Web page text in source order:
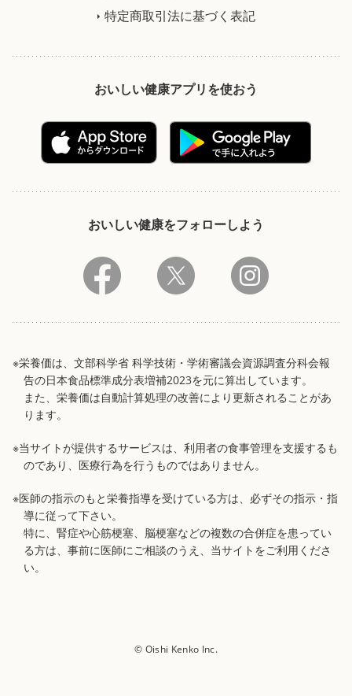
特定商取引法に基づく表記
おいしい健康アプリを使おう
おいしい健康をフォローしよう
※栄養価は、文部科学省 科学技術・学術審議会資源調査分科会報
告の日本食品標準成分表増補2023を元に算出しています。
また、栄養価は自動計算処理の改善により更新されることがあ
ります。
※当サイトが提供するサービスは、利用者の食事管理を支援するも
のであり、医療行為を行うものではありません。
※医師の指示のもと栄養指導を受けている方は、必ずその指示・指
導に従って下さい。
特に、腎症や心筋梗塞、脳梗塞などの複数の合併症を患ってい
る方は、事前に医師にご相談のうえ、当サイトをご利用くださ
い。
© Oishi Kenko Inc.